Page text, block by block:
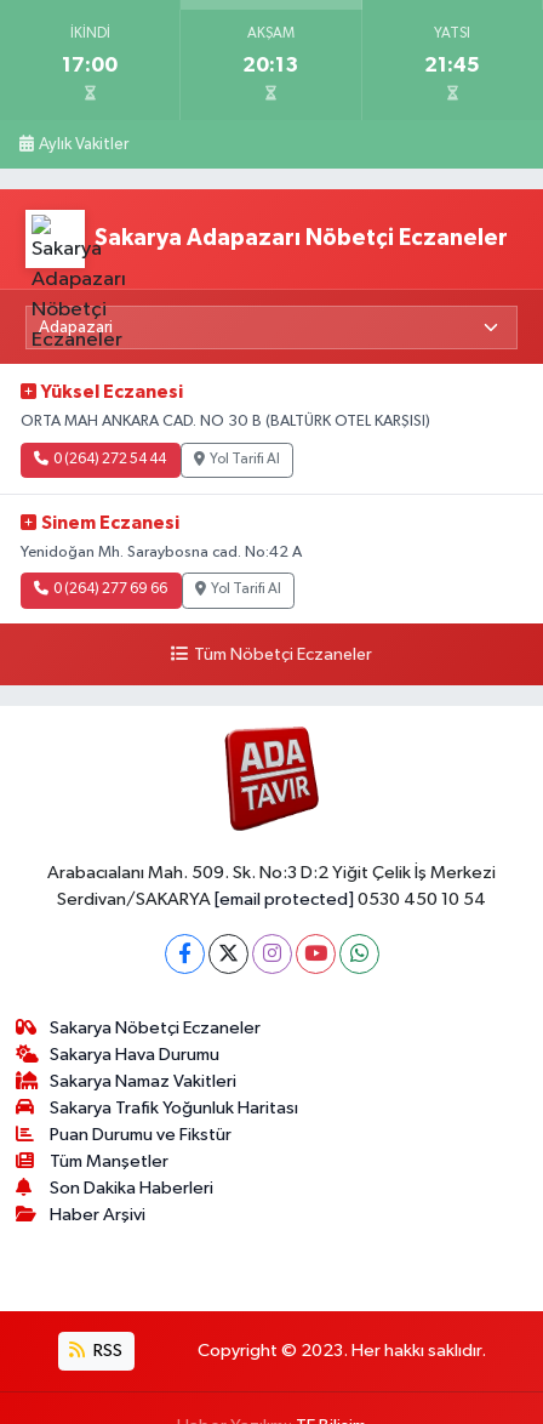
İKINDI
17:00
AKŞAM
20:13
YATSI
21:45
Aylık Vakitler
Sakarya Adapazarı Nöbetçi Eczaneler
Yüksel Eczanesi
ORTA MAH ANKARA CAD. NO 30 B (BALTÜRK OTEL KARŞISI)
0 (264) 272 54 44 Yol Tarifi Al
Sinem Eczanesi
Yenidoğan Mh. Saraybosna cad. No:42 A
0 (264) 277 69 66 Yol Tarifi Al
Tüm Nöbetçi Eczaneler
Arabacıalanı Mah. 509. Sk. No:3 D:2 Yiğit Çelik İş Merkezi
Serdivan/SAKARYA [email protected] 0530 450 10 54
Sakarya Nöbetçi Eczaneler
Sakarya Hava Durumu
Sakarya Namaz Vakitleri
Sakarya Trafik Yoğunluk Haritası
Puan Durumu ve Fikstür
Tüm Manşetler
Son Dakika Haberleri
Haber Arşivi
RSS Copyright © 2023. Her hakkı saklıdır.